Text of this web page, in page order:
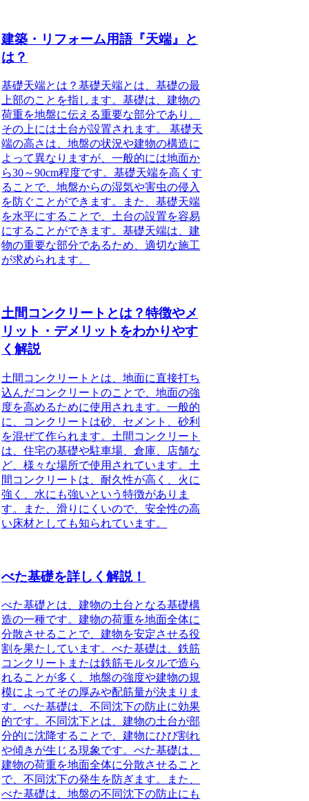
建築・リフォーム用語『天端』と
は？
基礎天端とは？基礎天端とは、基礎の最
上部のことを指します。基礎は、建物の
荷重を地盤に伝える重要な部分であり、
その上には土台が設置されます。 基礎天
端の高さは、地盤の状況や建物の構造に
よって異なりますが、一般的には地面か
ら30～90cm程度です。基礎天端を高くす
ることで、地盤からの湿気や害虫の侵入
を防ぐことができます。また、基礎天端
を水平にすることで、土台の設置を容易
にすることができます。基礎天端は、建
物の重要な部分であるため、適切な施工
が求められます。
土間コンクリートとは？特徴やメ
リット・デメリットをわかりやす
く解説
土間コンクリートとは、地面に直接打ち
込んだコンクリートのことで、地面の強
度を高めるために使用されます。一般的
に、コンクリートは砂、セメント、砂利
を混ぜて作られます。土間コンクリート
は、住宅の基礎や駐車場、倉庫、店舗な
ど、様々な場所で使用されています。土
間コンクリートは、耐久性が高く、火に
強く、水にも強いという特徴がありま
す。また、滑りにくいので、安全性の高
い床材としても知られています。
べた基礎を詳しく解説！
べた基礎とは、建物の土台となる基礎構
造の一種です。建物の荷重を地面全体に
分散させることで、建物を安定させる役
割を果たしています。べた基礎は、鉄筋
コンクリートまたは鉄筋モルタルで造ら
れることが多く、地盤の強度や建物の規
模によってその厚みや配筋量が決まりま
す。べた基礎は、不同沈下の防止に効果
的です。不同沈下とは、建物の土台が部
分的に沈降することで、建物にひび割れ
や傾きが生じる現象です。べた基礎は、
建物の荷重を地面全体に分散させること
で、不同沈下の発生を防ぎます。また、
べた基礎は、地盤の不同沈下の防止にも